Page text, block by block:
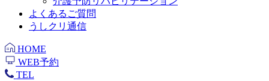
よくあるご質問
うしクリ通信
HOME
WEB予約
TEL